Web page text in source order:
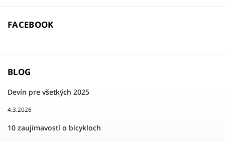
FACEBOOK
BLOG
Devín pre všetkých 2025
4.3.2026
10 zaujímavostí o bicykloch